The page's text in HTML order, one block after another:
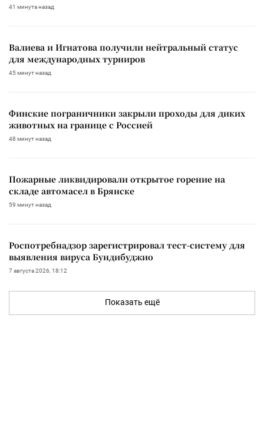
41 минута назад
Валиева и Игнатова получили нейтральный статус
для международных турниров
45 минут назад
Финские пограничники закрыли проходы для диких
животных на границе с Россией
48 минут назад
Пожарные ликвидировали открытое горение на
складе автомасел в Брянске
59 минут назад
Роспотребнадзор зарегистрировал тест-систему для
выявления вируса Бундибуджио
7 августа 2026, 18:12
Показать ещё